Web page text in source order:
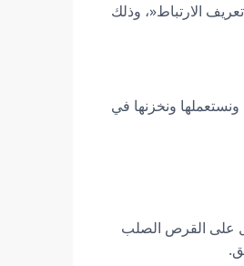
الارتباط«، وذلك
ونخزنها في
على القرص الصلب